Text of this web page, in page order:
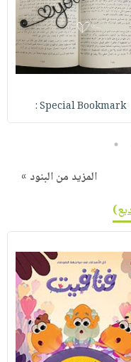
Special Bookmark :
5
المزيد من البنود »
)